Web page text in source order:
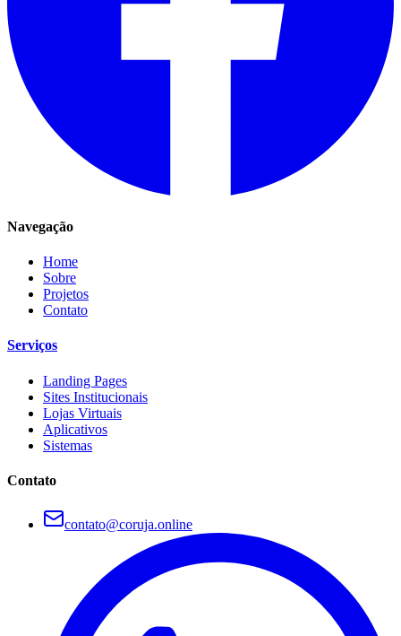
Navegação
Home
Sobre
Projetos
Contato
Serviços
Landing Pages
Sites Institucionais
Lojas Virtuais
Aplicativos
Sistemas
Contato
contato@coruja.online